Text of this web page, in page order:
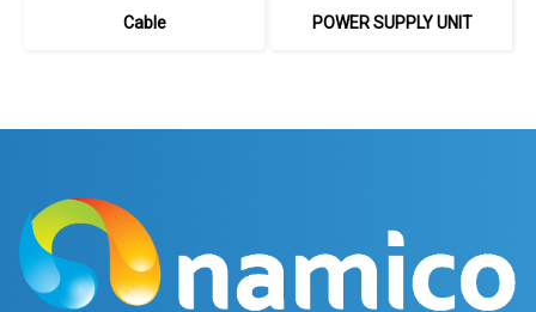
Cable POWER SUPPLY UNIT